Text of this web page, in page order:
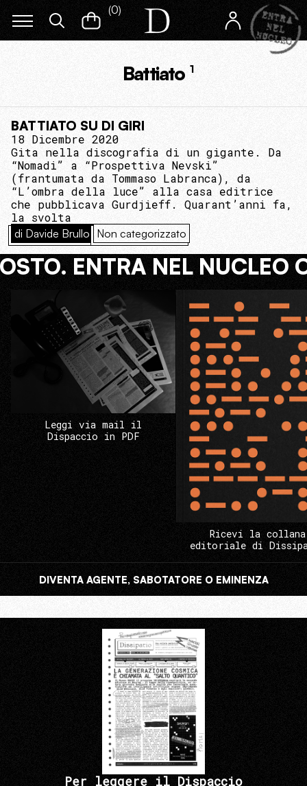
(0)
Battiato 1
BATTIATO SU DI GIRI
18 Dicembre 2020
Gita nella discografia di un gigante. Da
“Nomadi” a “Prospettiva Nevski”
(frantumata da Tommaso Labranca), da
“L’ombra della luce” alla casa editrice
che pubblicava Gurdjieff. Quarant’anni fa,
la svolta
di Davide Brullo Non categorizzato
ENTRA NEL NUCLEO
Leggi via mail il
Dispaccio in PDF
Ricevi la collana
editoriale di
DIVENTA AGENTE, SABOTATORE O EMINENZA
Per leggere il Dispaccio